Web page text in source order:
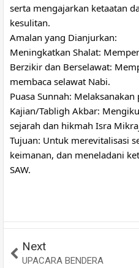
serta mengajarkan ketaatan
kesulitan.
Amalan yang Dianjurkan:
Meningkatkan Shalat:
Berzikir dan Berselawat:
membaca selawat Nabi.
Puasa Sunnah:
Kajian/Tabligh Akbar:
sejarah dan hikmah Isra
Tujuan: Untuk merevitalisasi
keimanan, dan meneladani
SAW.
Next
UPACARA BENDERA